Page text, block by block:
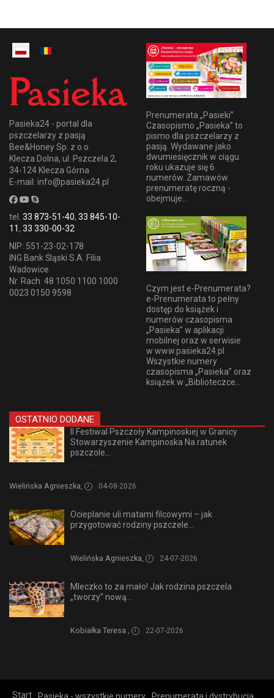
Pasieka24 - portal dla
pszczelarzy z pasją
Bee&Honey Sp. z o.o.
Klecza Dolna, ul. Pszczela 2,
34-124 Klecza Górna
E-mail: info@pasieka24.pl
tel. 33 873-51-40, 33 845-10-
11, 33 330-00-32
NIP: 551-23-02-178
ING Bank Śląski S.A. Filia
Wadowice
Nr. Rach. 48 1050 1100 1000
0023 0150 9598
Prenumerata „Pasieki”
Czasopismo „Pasieka” to
pismo dla pszczelarzy z
pasją. Wydawane jako
dwumiesięcznik w ciągu
roku ukazuje się 6
numerów. Zamawów
prenumeratę roczną -
obejmuje...
Czym jest e-Prenumerata?
e-Prenumerata to pełny
dostęp do książek i
numerów czasopisma
„Pasieka” w aplikacji
mobilnej oraz w serwisie
w www.pasieka24.pl
Wszystkie numery
czasopisma „Pasieka” oraz
książek w „Biblioteczce...
OSTATNIO DODANE
II Festiwal Pszczoły Kampinoskiej w Granicy
Stowarzyszenie Kampinoska Na ratunek
pszczole...
Wielińska Agnieszka, 04-08-2026
Ocieplanie uli matami filcowymi – jak
przygotować rodziny pszczele...
Wielińska Agnieszka, 24-07-2026
Mleczko to za mało! Jak rodzina pszczela
„tworzy” nową...
Kobiałka Teresa , 22-07-2026
Start Pasieka - wszystkie numery Prenumerata i dystrybucja